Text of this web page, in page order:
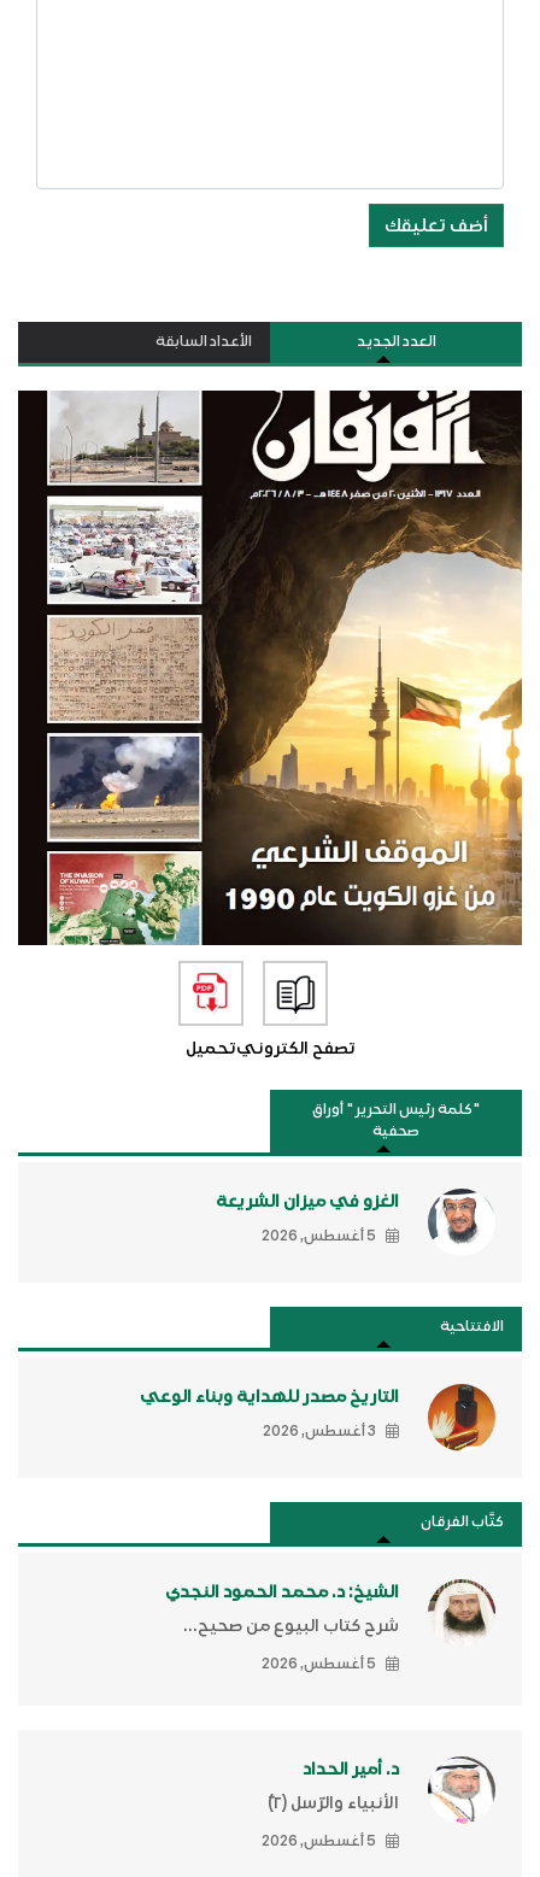
أضف تعليقك
العدد الجديد الأعداد السابقة
تصفح الكترونيتحميل
"كلمة رئيس التحرير " أوراق
صحفية
الغزو في ميزان الشريعة
5 أغسطس, 2026
الافتتاحية
التاريخ مصدر للهداية وبناء الوعي
3 أغسطس, 2026
كتَّاب الفرقان
الشيخ: د. محمد الحمود النجدي
شرح كتاب البيوع من صحيح...
5 أغسطس, 2026
د. أمير الحداد
الأنبياء والرّسل (٢)ّ
5 أغسطس, 2026